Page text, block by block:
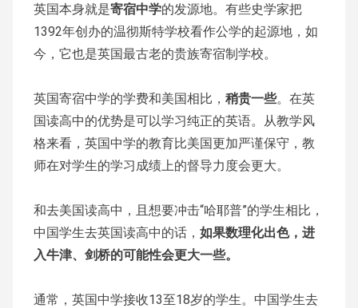
英国本身就是寄宿中学的发源地。有些史学家把
1392年创办的温彻斯特学校看作公学的起源地，如
今，它也是英国最古老的贵族寄宿制学校。
英国寄宿中学的学费和美国相比， 稍贵一些。在英
国读高中的优势是可以学习纯正的英语。从教学风
格来看，英国中学的教育比美国更加严谨保守，教
师在对学生的学习成绩上的督导力度会更大。
和去美国读高中，且想要冲击“哈耶普”的学生相比，
中国学生去英国读高中的话， 如果数理化出色，进
入牛津、剑桥的可能性会更大一些。
通常，英国中学接收13至18岁的学生。中国学生去